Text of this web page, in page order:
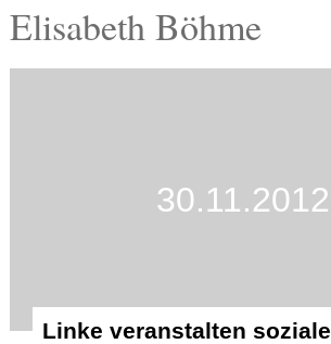
Kultur
Elisabeth Böhme
30.11.2012
Linke veranstalten soziale